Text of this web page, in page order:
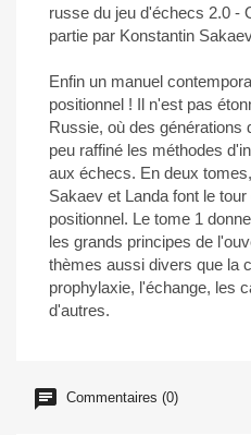
russe du jeu d'échecs 2.0 -
partie par Konstantin
Enfin un manuel
positionnel ! Il n'est pas
Russie, où des générations
peu raffiné les méthodes
aux échecs. En deux
Sakaev et Landa font le
positionnel. Le tome 1
les grands principes de
thèmes aussi divers que la
prophylaxie, l'échange, les
d'autres.
Commentaires (0)